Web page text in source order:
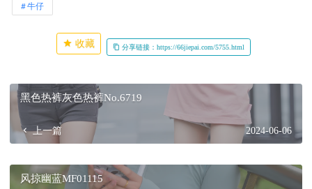
牛仔
收藏 分享链接：https://66jiepai.com/5755.html
黑色热裤灰色热裤No.6719
上一篇 2024-06-06
风掠幽蓝MF01115